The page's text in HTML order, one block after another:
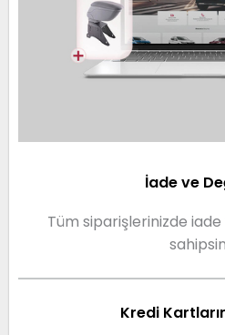
İade ve
Tüm siparişlerinizde
Kredi